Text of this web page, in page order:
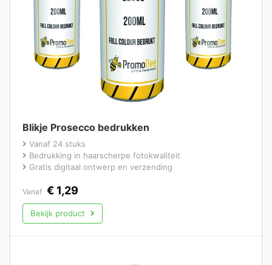
Blikje Prosecco bedrukken
Vanaf 24 stuks
Bedrukking in haarscherpe fotokwaliteit
Gratis digitaal ontwerp en verzending
Vanaf € 1,29
Bekijk product